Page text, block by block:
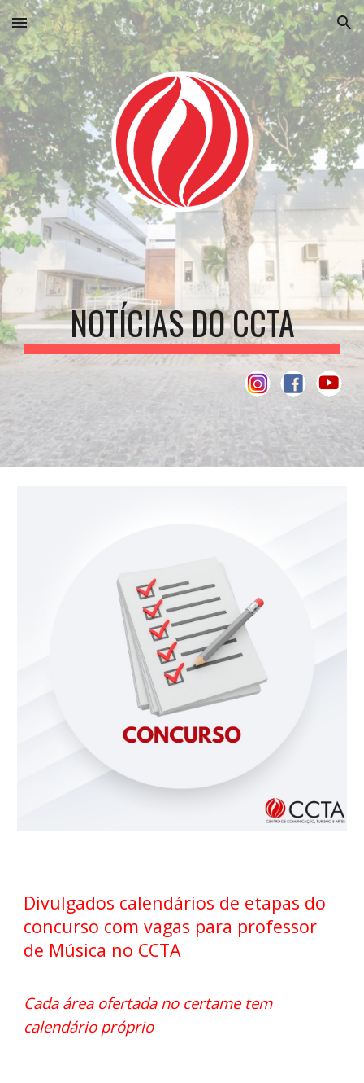
Skip to main content Skip to navigation
NOTÍCIAS DO CCTA
Divulgados calendários de etapas do
concurso com vagas para professor
de Música no CCTA
Cada área ofertada no certame tem
calendário próprio